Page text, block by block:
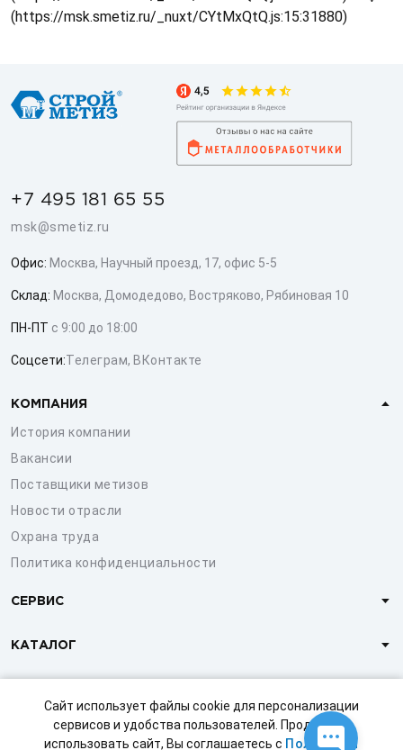
Сайт использует файлы cookie для персонализации
сервисов и удобства пользователей. Продолжая
использовать сайт, Вы соглашаетесь с Политикой
(https://msk.smetiz.ru/_nuxt/CYtMxQtQ.js:15:31880)
+7 495 181 65 55
msk@smetiz.ru
Офис: Москва, Научный проезд, 17, офис 5-5
Склад: Москва, Домодедово, Востряково, Рябиновая 10
ПН-ПТ с 9:00 до 18:00
Соцсети:Телеграм, ВКонтакте
КОМПАНИЯ
История компании
Вакансии
Поставщики метизов
Новости отрасли
Охрана труда
Политика конфиденциальности
СЕРВИС
КАТАЛОГ